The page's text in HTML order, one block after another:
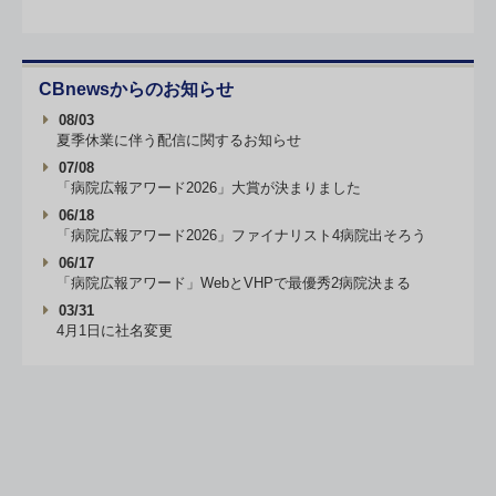
CBnewsからのお知らせ
08/03
夏季休業に伴う配信に関するお知らせ
07/08
「病院広報アワード2026」大賞が決まりました
06/18
「病院広報アワード2026」ファイナリスト4病院出そろう
06/17
「病院広報アワード」WebとVHPで最優秀2病院決まる
03/31
4月1日に社名変更